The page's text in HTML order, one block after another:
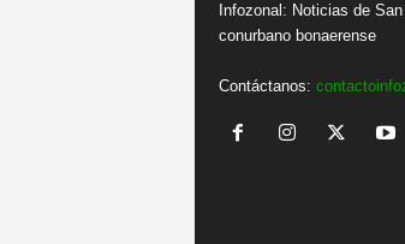
Infozonal: Noticias de
conurbano bonaerense
Contáctanos: